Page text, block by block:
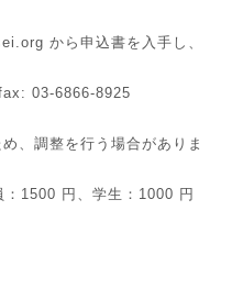
から申込書を入手し、
03-6866-8925
、調整を行う場合がありま
1500 円、学生：1000 円